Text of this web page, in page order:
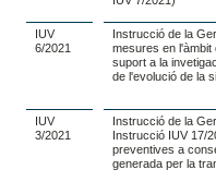
IUV
6/2021
Instrucció de la
mesures en l'àmbit
suport a la
de l'evolució de la
IUV
3/2021
Instrucció de la
Instrucció IUV 17/
preventives a
generada per la